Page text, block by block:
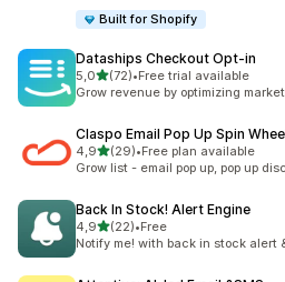
Built for Shopify
Dataships Checkout Opt‑in
5,0/ 5 tähteä
(72)
72 arvostelua yhteensä
•Free trial available
Grow revenue by optimizing
Claspo Email Pop Up Spin
4,9/ 5 tähteä
(29)
29 arvostelua yhteensä
•Free plan available
Grow list - email pop up, pop up
Back In Stock! Alert Engine
4,9/ 5 tähteä
(22)
22 arvostelua yhteensä
•Free
Notify me! with back in stock alert